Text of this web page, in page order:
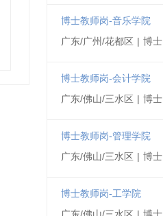
博士教师岗-音乐学院
广东/广州/花都区 | 博士
博士教师岗-会计学院
广东/佛山/三水区 | 博士
博士教师岗-管理学院
广东/佛山/三水区 | 博士
博士教师岗-工学院